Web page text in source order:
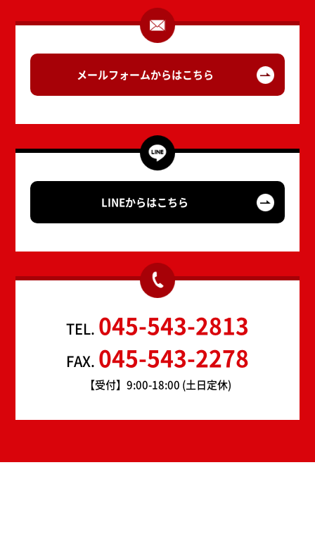
メールフォームからはこちら
LINEからはこちら
TEL. 045-543-2813
FAX. 045-543-2278
【受付】9:00-18:00 (土日定休)